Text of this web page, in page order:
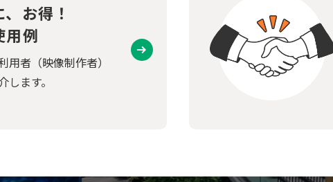
お得！
用例
用者（映像制作者）
します。